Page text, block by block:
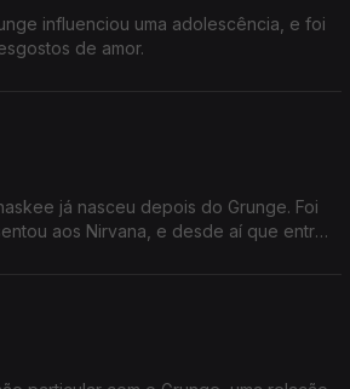
influenciou uma adolescência, e foi
de amor.
já nasceu depois do Grunge. Foi
aos Nirvana, e desde aí que entra